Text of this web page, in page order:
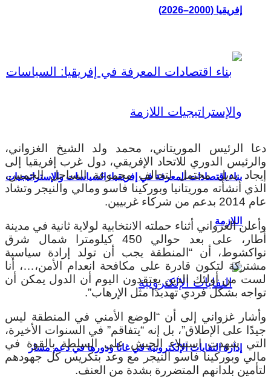
إفريقيا (2000–2026)
بناء اقتصادات المعرفة في إفريقيا: السياسات والإستراتيجيات
اللازمة
إدارة النفايات الإلكترونية في غانا ودورها في دعم مسار
دعا الرئيس الموريتاني، محمد ولد الشيخ الغزواني،
والرئيس الدوري للاتحاد الإفريقي، دول غرب إفريقيا إلى
إيجاد بديل محتمل لتحالف مجموعة الساحل الخمس،
الذي أنشأته موريتانيا وبوركينا فاسو ومالي والنيجر وتشاد
عام 2014 بدعم من شركاء غربيين.
وأعلن الغزواني أثناء حملته الانتخابية لولاية ثانية في مدينة
أطار، على بعد حوالي 450 كيلومترا شمال شرق
نواكشوط، أن “المنطقة يجب أن تولد إرادة سياسية
مشتركة لتكون قادرة على مكافحة انعدام الأمن،…، أنا
لست من أولئك الذين يعتقدون اليوم أن الدول يمكن أن
تواجه بشكل فردي تهديدًا مثل الإرهاب”.
وأشار غزواني إلى أن “الوضع الأمني ​​في المنطقة ليس
جيدًا على الإطلاق”، بل إنه “يتفاقم” في السنوات الأخيرة،
التي شهدت استيلاء الجيش على السلطة بالقوة في
مالي وبوركينا فاسو النيجر مع وعد بتكريس كل جهودهم
لتأمين بلدانهم المتضررة بشدة من العنف.